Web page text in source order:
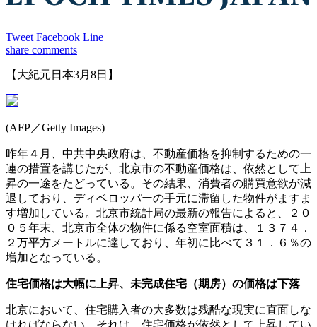
Tweet Facebook Line
share comments
【大紀元日本3月8日】
(AFP／Getty Images)
昨年４月、中共中央政府は、不動産価格を抑制するための一
連の措置を講じたが、北京市の不動産価格は、依然として上
昇の一途をたどっている。その結果、消費者の購買意欲が減
退しており、ディベロッパーの手元に滞留した物件がますま
す増加している。北京市統計局の最新の報告によると、２０
０５年末、北京市全体の物件に係る空室面積は、１３７４．
２万平方メートルに達しており、年初に比べて３１．６％の
増加となっている。
住宅価格は大幅に上昇、未完成住宅（期房）の価格は下落
北京において、住宅購入者の大多数は残酷な現実に直面しな
ければならない。それは、住宅価格が依然として上昇してい